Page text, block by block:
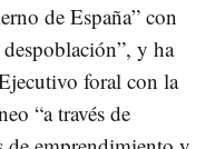
de España” con
y ha
foral con la
“a través de